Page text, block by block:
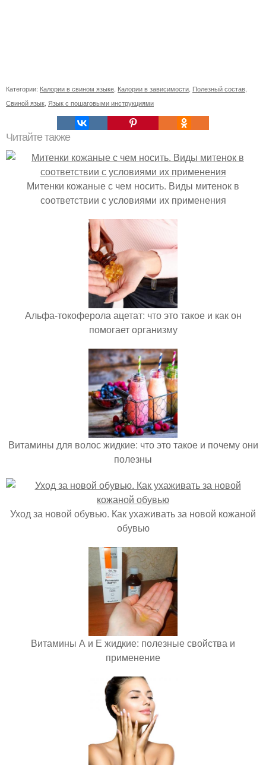
Категории: Калории в свином языке Калории в зависимости Полезный состав
Свиной язык Язык с пошаговыми инструкциями
Читайте также
Митенки кожаные с чем носить. Виды митенок в
соответствии с условиями их применения
Альфа-токоферола ацетат: что это такое и как он
помогает организму
Витамины для волос жидкие: что это такое и почему они
полезны
Уход за новой обувью. Как ухаживать за новой кожаной
обувью
Витамины А и Е жидкие: полезные свойства и
применение